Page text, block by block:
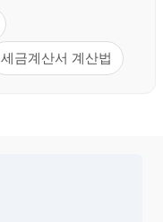
세금계산서 계산법